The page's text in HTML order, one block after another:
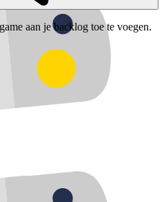
aan je backlog toe te voegen.